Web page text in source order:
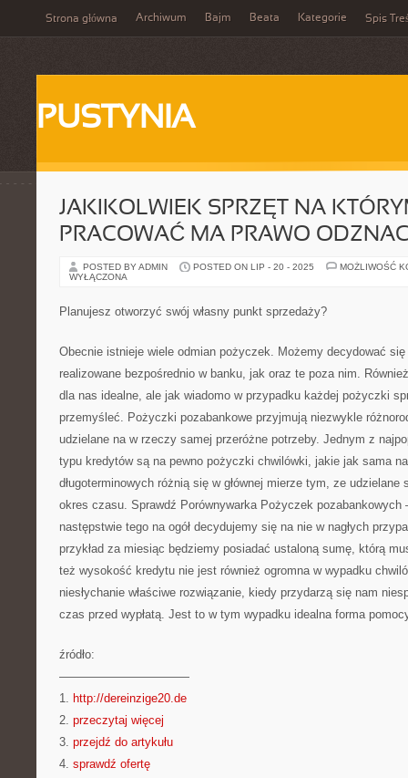
Strona główna Archiwum Bajm Beata Kategorie Spis
PUSTYNIA
JAKIKOLWIEK SPRZĘT NA
PRACOWAĆ MA PRAWO
POSTED BY ADMIN POSTED ON LIP - 20 - 2025
MOŻLIWOŚĆ
WYŁĄCZONA
Planujesz otworzyć swój własny punkt sprzedaży?
Obecnie istnieje wiele odmian pożyczek. Możemy decydować
realizowane bezpośrednio w banku, jak oraz te poza nim.
dla nas idealne, ale jak wiadomo w przypadku każdej pożyczki
przemyśleć. Pożyczki pozabankowe przyjmują niezwykle
udzielane na w rzeczy samej przeróżne potrzeby. Jednym z
typu kredytów są na pewno pożyczki chwilówki, jakie jak sama
długoterminowych różnią się w głównej mierze tym, ze
okres czasu. Sprawdź Porównywarka Pożyczek pozabankowych
następstwie tego na ogół decydujemy się na nie w nagłych
przykład za miesiąc będziemy posiadać ustaloną sumę, którą
też wysokość kredytu nie jest również ogromna w wypadku
niesłychanie właściwe rozwiązanie, kiedy przydarzą się nam
czas przed wypłatą. Jest to w tym wypadku idealna forma
źródło:
———————————
1. http://dereinzige20.de
2. przeczytaj więcej
3. przejdź do artykułu
4. sprawdź ofertę